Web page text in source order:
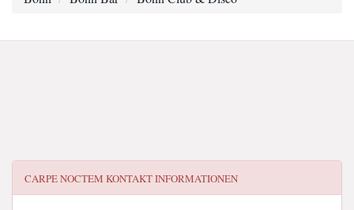
CARPE NOCTEM KONTAKT INFORMATIONEN